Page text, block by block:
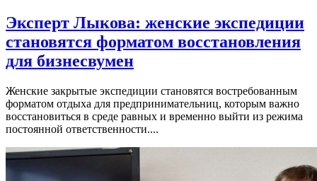
Эксперт Лыкова: женские экспедиции
становятся форматом восстановления
для бизнесвумен
Женские закрытые экспедиции становятся востребованным
форматом отдыха для предпринимательниц, которым важно
восстановиться в среде равных и временно выйти из режима
постоянной ответственности....